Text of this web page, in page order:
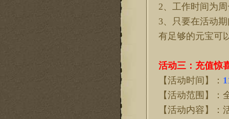
2、工作时间为
3、只要在活动
有足够的元宝可
活动三：充值惊
【活动时间】：
【活动范围】：
【活动内容】：